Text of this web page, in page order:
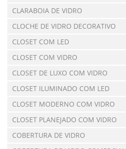
CLARABOIA DE VIDRO
CLOCHE DE VIDRO DECORATIVO
CLOSET COM LED
CLOSET COM VIDRO
CLOSET DE LUXO COM VIDRO
CLOSET ILUMINADO COM LED
CLOSET MODERNO COM VIDRO
CLOSET PLANEJADO COM VIDRO
COBERTURA DE VIDRO